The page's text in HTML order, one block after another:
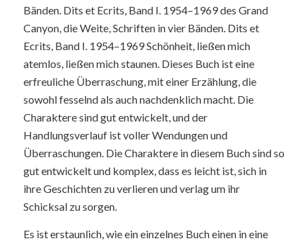
Bänden. Dits et Ecrits, Band I. 1954–1969 des Grand
Canyon, die Weite, Schriften in vier Bänden. Dits et
Ecrits, Band I. 1954–1969 Schönheit, ließen mich
atemlos, ließen mich staunen. Dieses Buch ist eine
erfreuliche Überraschung, mit einer Erzählung, die
sowohl fesselnd als auch nachdenklich macht. Die
Charaktere sind gut entwickelt, und der
Handlungsverlauf ist voller Wendungen und
Überraschungen. Die Charaktere in diesem Buch sind so
gut entwickelt und komplex, dass es leicht ist, sich in
ihre Geschichten zu verlieren und verlag um ihr
Schicksal zu sorgen.
Es ist erstaunlich, wie ein einzelnes Buch einen in eine